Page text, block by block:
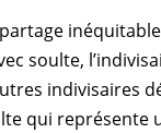
partage
soulte,
indivisaires
qui représente